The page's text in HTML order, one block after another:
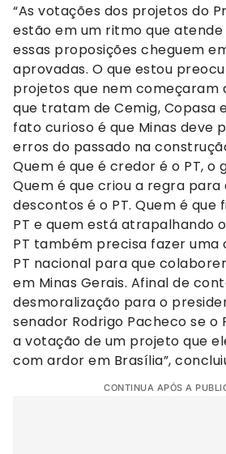
“As votações dos projetos do
estão em um ritmo que
essas proposições cheguem
aprovadas. O que estou
projetos que nem começaram
que tratam de Cemig, Copasa
fato curioso é que Minas deve
erros do passado na
Quem é que é credor é o PT, o
Quem é que criou a regra para
descontos é o PT. Quem é que
PT e quem está atrapalhando
PT também precisa fazer uma
PT nacional para que
em Minas Gerais. Afinal de
desmoralização para o
senador Rodrigo Pacheco se o
a votação de um projeto que
com ardor em Brasília”,
CONTINUA APÓS A